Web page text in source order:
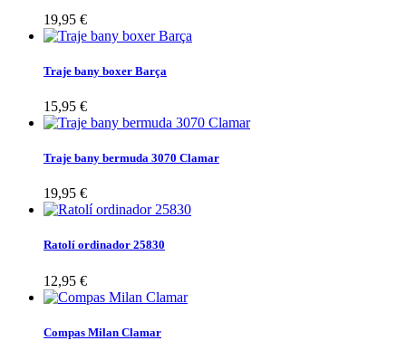
19,95 €
Traje bany boxer Barça
15,95 €
Traje bany bermuda 3070 Clamar
19,95 €
Ratolí ordinador 25830
12,95 €
Compas Milan Clamar